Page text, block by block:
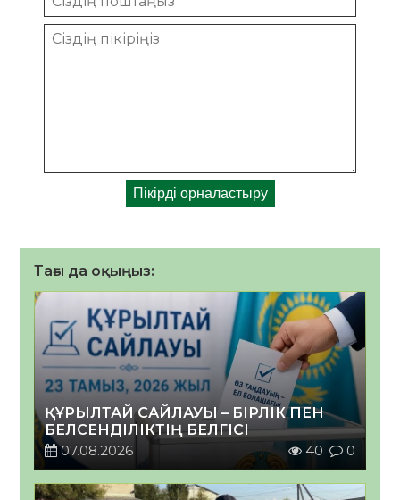
Тағы да оқыңыз:
ҚҰРЫЛТАЙ САЙЛАУЫ – БІРЛІК ПЕН
БЕЛСЕНДІЛІКТІҢ БЕЛГІСІ
07.08.2026
40 0